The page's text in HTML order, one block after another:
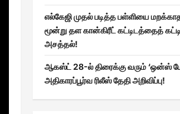
எல்கேஜி முதல் படித்த பள்ளியை
மூன்று தள கான்கிரீட் கட்டிடத்தைத்
அசத்தல்!
ஆகஸ்ட் 28-ல் திரைக்கு வரும் ‘ஒன்ஸ்
அதிகாரப்பூர்வ ரிலீஸ் தேதி அறிவிப்பு!